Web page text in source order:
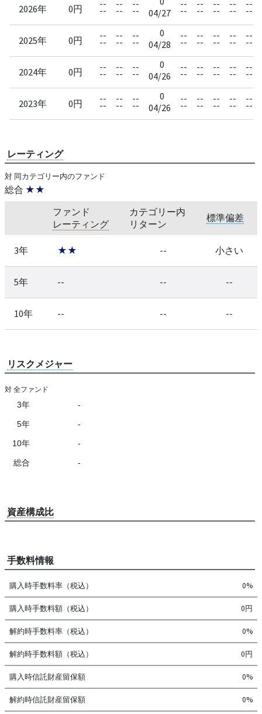
2026年 0円 --
--
--
--
--
--
04/27
--
--
--
--
--
--
--
--
--
--
2025年 0円 --
--
--
--
--
--
0
04/28
--
--
--
--
--
--
--
--
--
--
2024年 0円 --
--
--
--
--
--
0
04/26
--
--
--
--
--
--
--
--
--
--
2023年 0円 --
--
--
--
--
--
0
04/26
--
--
--
--
--
--
--
--
--
--
レーティング
対 同カテゴリー内のファンド
総合 ★★
ファンド
レーティング
カテゴリー内
リターン
標準偏差
3年 ★★ -- 小さい
5年 -- -- --
10年 -- -- --
リスクメジャー
対 全ファンド
3年 -
5年 -
10年 -
総合 -
資産構成比
手数料情報
購入時手数料率（税込） 0%
購入時手数料額（税込） 0円
解約時手数料率（税込） 0%
解約時手数料額（税込） 0円
購入時信託財産留保額 0%
解約時信託財産留保額 0%